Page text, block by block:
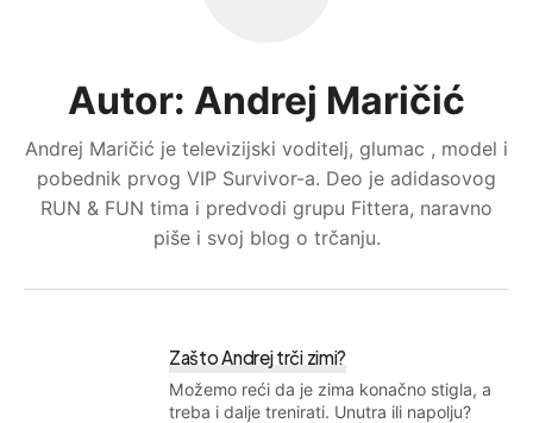
Autor: Andrej Maričić
Andrej Maričić je televizijski voditelj, glumac , model i
pobednik prvog VIP Survivor-a. Deo je adidasovog
RUN & FUN tima i predvodi grupu Fittera, naravno
piše i svoj blog o trčanju.
Zašto Andrej trči zimi?
Možemo reći da je zima konačno stigla, a
treba i dalje trenirati. Unutra ili napolju?